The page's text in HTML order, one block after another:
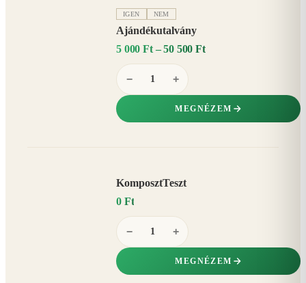
IGEN NEM
Ajándékutalvány
5 000 Ft – 50 500 Ft
− +
MEGNÉZEM
KomposztTeszt
0 Ft
− +
MEGNÉZEM